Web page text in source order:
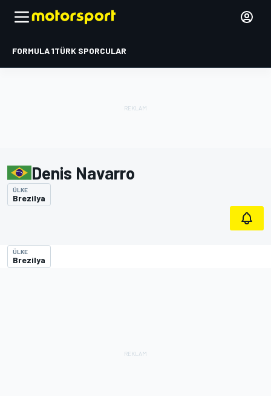
FORMULA 1TÜRK SPORCULAR
Denis Navarro
ÜLKE
Brezilya
ÜLKE
Brezilya